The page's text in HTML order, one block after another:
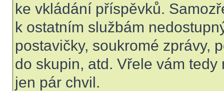
ke vkládání příspěvků.
k ostatním službám
postavičky, soukromé zprávy,
do skupin, atd. Vřele vám
jen pár chvil.